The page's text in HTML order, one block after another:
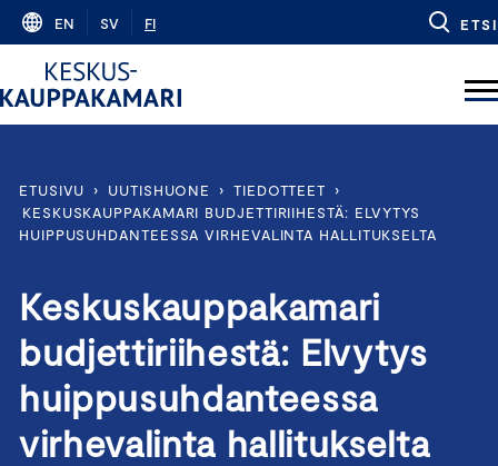
Skip
content
EN SV FI ETSI
ETUSIVU › UUTISHUONE › TIEDOTTEET
›
KESKUSKAUPPAKAMARI BUDJETTIRIIHESTÄ: ELVYTYS
HUIPPUSUHDANTEESSA VIRHEVALINTA HALLITUKSELTA
Keskuskauppakamari
budjettiriihestä: Elvytys
huippusuhdanteessa
virhevalinta hallitukselta